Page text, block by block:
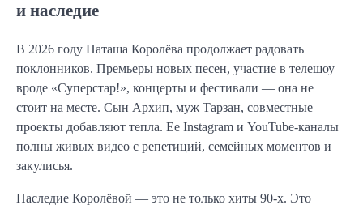
и наследие
В 2026 году Наташа Королёва продолжает радовать
поклонников. Премьеры новых песен, участие в телешоу
вроде «Суперстар!», концерты и фестивали — она не
стоит на месте. Сын Архип, муж Тарзан, совместные
проекты добавляют тепла. Ее Instagram и YouTube-каналы
полны живых видео с репетиций, семейных моментов и
закулисья.
Наследие Королёвой — это не только хиты 90-х. Это